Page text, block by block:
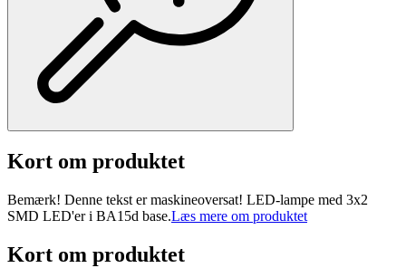
Kort om produktet
Bemærk! Denne tekst er maskineoversat! LED-lampe med 3x2
SMD LED'er i BA15d base.Læs mere om produktet
Kort om produktet